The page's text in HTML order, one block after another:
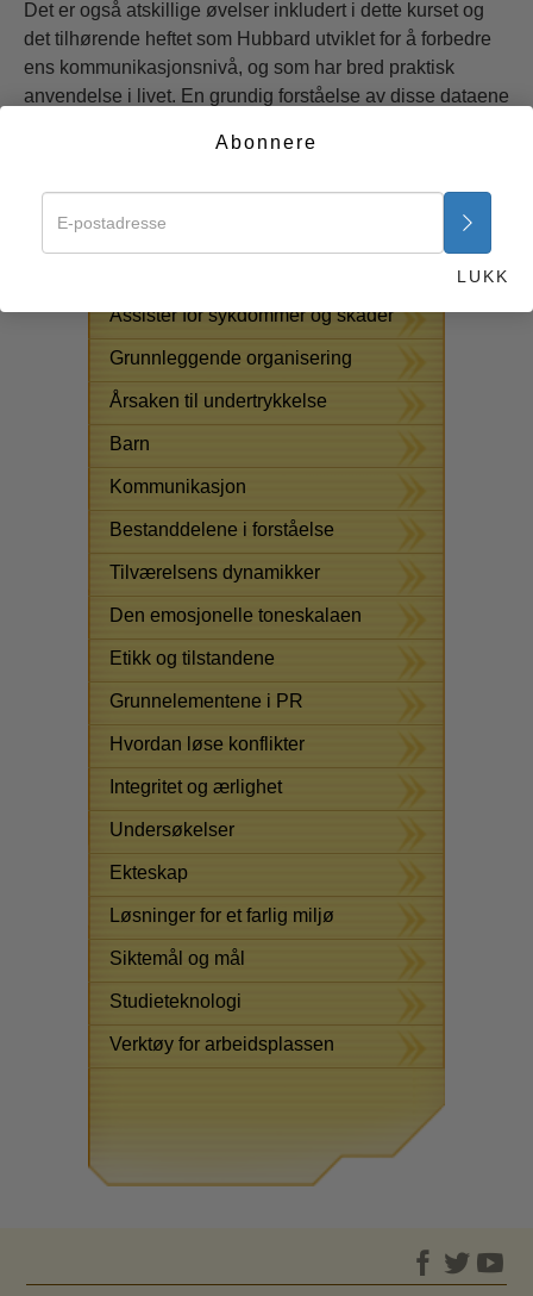
Det er også atskillige øvelser inkludert i dette kurset og
det tilhørende heftet som Hubbard utviklet for å forbedre
ens kommunikasjonsnivå, og som har bred praktisk
anvendelse i livet. En grundig forståelse av disse dataene
GRATIS KURSER ONLINE
Assister for sykdommer og skader
Grunnleggende organisering
Årsaken til undertrykkelse
Barn
Kommunikasjon
Bestanddelene i forståelse
Tilværelsens dynamikker
Den emosjonelle toneskalaen
Etikk og tilstandene
Grunnelementene i PR
Hvordan løse konflikter
Integritet og ærlighet
Undersøkelser
Ekteskap
Løsninger for et farlig miljø
Siktemål og mål
Studieteknologi
Verktøy for arbeidsplassen
Abonnere
LUKK